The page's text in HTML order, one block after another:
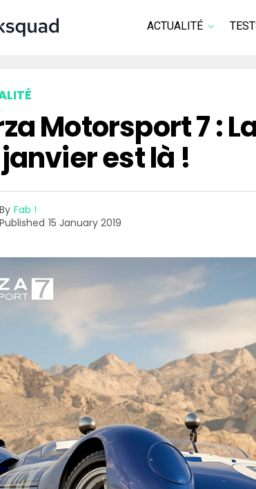
ACTUALITÉ
Motorsport 7 :
est là !
By Fab !
Published 15 January 2019